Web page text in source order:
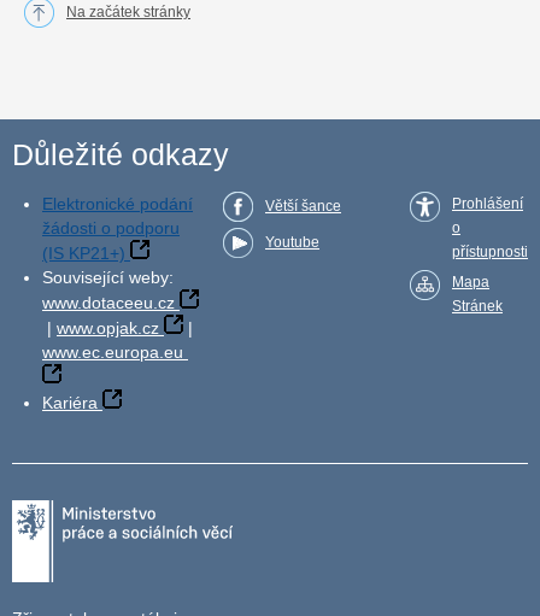
Na začátek stránky
Důležité odkazy
Elektronické podání
žádosti o podporu
(IS KP21+)
Související weby:
www.dotaceeu.cz
| www.opjak.cz
|
www.ec.europa.eu
Kariéra
Větší šance
Youtube
Prohlášení
o
přístupnosti
Mapa
Stránek